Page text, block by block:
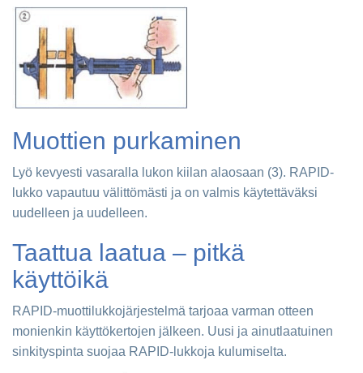
Muottien purkaminen
Lyö kevyesti vasaralla lukon kiilan alaosaan (3). RAPID-
lukko vapautuu välittömästi ja on valmis käytettäväksi
uudelleen ja uudelleen.
Taattua laatua – pitkä
käyttöikä
RAPID-muottilukkojärjestelmä tarjoaa varman otteen
monienkin käyttökertojen jälkeen. Uusi ja ainutlaatuinen
sinkityspinta suojaa RAPID-lukkoja kulumiselta.